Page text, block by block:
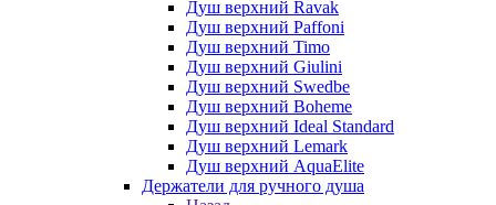
Душ верхний Ravak
Душ верхний Paffoni
Душ верхний Timo
Душ верхний Giulini
Душ верхний Swedbe
Душ верхний Boheme
Душ верхний Ideal Standard
Душ верхний Lemark
Душ верхний AquaElite
Держатели для ручного душа